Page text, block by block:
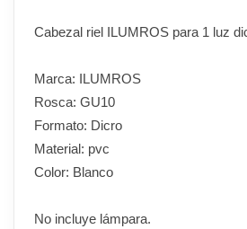
Cabezal riel ILUMROS para 1 luz
Marca: ILUMROS
Rosca: GU10
Formato: Dicro
Material: pvc
Color: Blanco
No incluye lámpara.